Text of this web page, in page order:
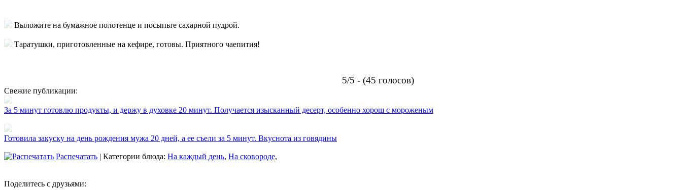
Выложите на бумажное полотенце и посыпьте сахарной пудрой.
Таратушки, приготовленные на кефире, готовы. Приятного чаепития!
5/5 - (45 голосов)
Свежие публикации:
За 5 минут готовлю продукты, и держу в духовке 20 минут. Получается изысканный десерт, особенно хорош с мороженым
Готовила закуску на день рождения мужа 20 дней, а ее съели за 5 минут. Вкуснота из говядины
Распечатать | Категории блюда: На каждый день, На сковороде,
Поделитесь с друзьями: